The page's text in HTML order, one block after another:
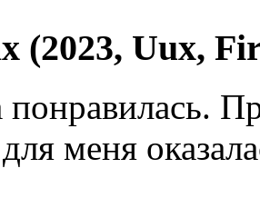
(2023, Uux,
меня